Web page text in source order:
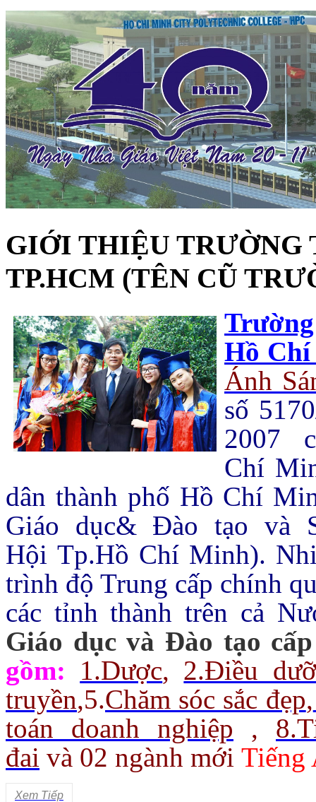
GIỚI THIỆU TRƯỜNG
TP.HCM (TÊN CŨ
Hồ
Ánh
số
2007
Chí
dân thành phố Hồ Chí
Giáo dục& Đào tạo và
Hội Tp.Hồ Chí Minh).
trình độ Trung cấp chính
các tỉnh thành trên cả
Giáo dục và Đào tạo
gồm:
1.Dược, 2.Điều
truyền,5.Chăm sóc sắc đẹp,
toán doanh nghiệp
,
đai và 02 ngành mới Tiếng
Xem Tiếp